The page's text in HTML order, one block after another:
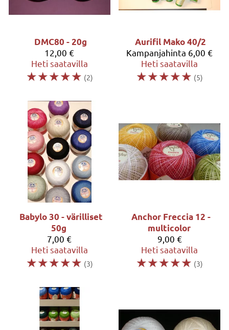
DMC80 - 20g
12,00 €
Heti saatavilla
☆☆☆☆☆ (2)
Aurifil Mako 40/2
Kampanjahinta 6,00 €
Heti saatavilla
☆☆☆☆☆ (5)
Babylo 30 - värilliset
50g
7,00 €
Heti saatavilla
☆☆☆☆☆ (3)
Anchor Freccia 12 -
multicolor
9,00 €
Heti saatavilla
☆☆☆☆☆ (3)